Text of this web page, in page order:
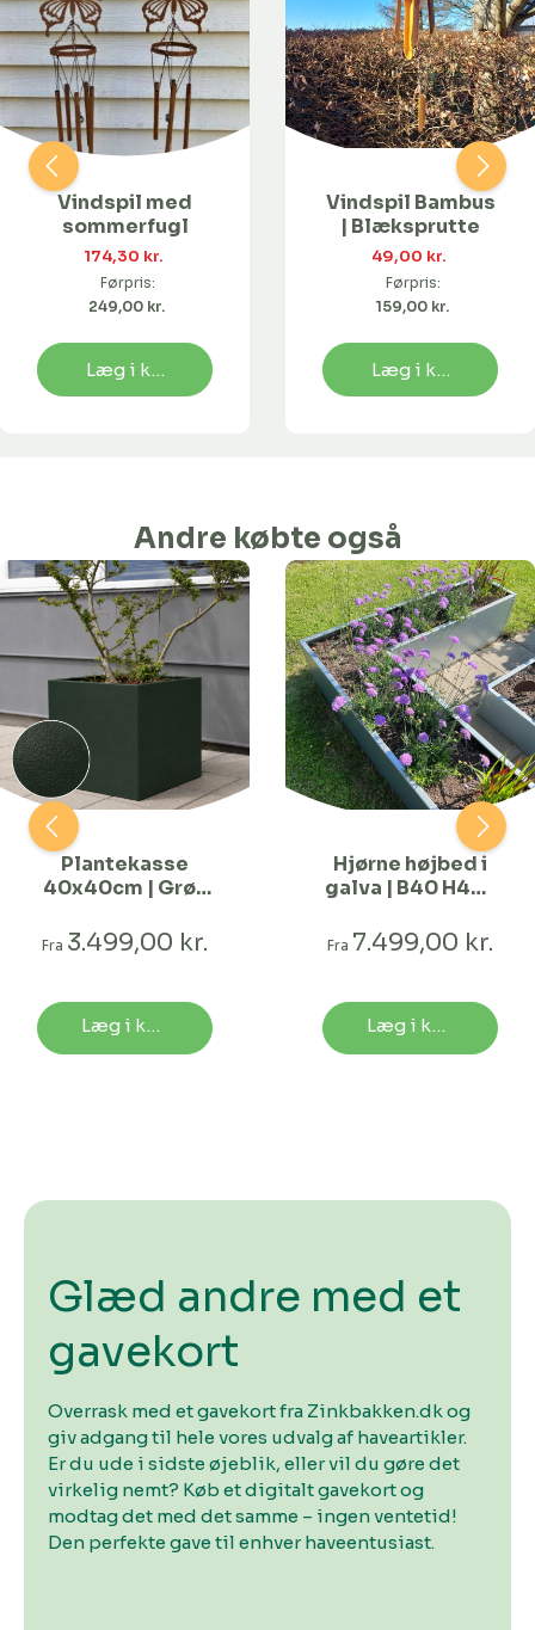
Vindspil med
sommerfugl
174,30 kr.
Førpris:
249,00 kr.
Læg i kurv
Vindspil Bambus
| Blæksprutte
49,00 kr.
Førpris:
159,00 kr.
Læg i kurv
Andre købte også
Plantekasse
40x40cm | Grøn
længder
Fra 3.499,00 kr.
Læg i kurv
Hjørne højbed i
galva | B40 H40 |
Fra 7.499,00 kr.
Læg i kurv
Glæd andre med et
gavekort
Overrask med et gavekort fra Zinkbakken.dk og
giv adgang til hele vores udvalg af haveartikler.
Er du ude i sidste øjeblik, eller vil du gøre det
virkelig nemt? Køb et digitalt gavekort og
modtag det med det samme – ingen ventetid!
Den perfekte gave til enhver haveentusiast.